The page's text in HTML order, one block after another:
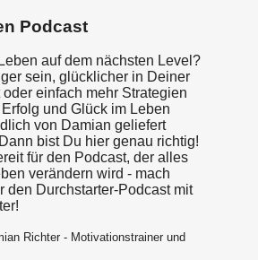
Podcast
auf dem nächsten Level?
sein, glücklicher in Deiner
oder einfach mehr Strategien
und Glück im Leben
von Damian geliefert
bist Du hier genau richtig!
für den Podcast, der alles
verändern wird - mach
den Durchstarter-Podcast mit
Richter - Motivationstrainer und